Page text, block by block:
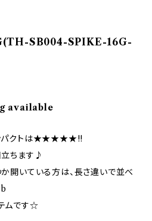
SB004-SPIKE-16G-
available
ンパクトは★★★★★!!
立ちます♪
開いている方は、長さ違いで並べ
ムです☆